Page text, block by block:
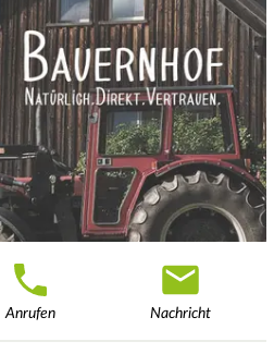
Anrufen Nachricht